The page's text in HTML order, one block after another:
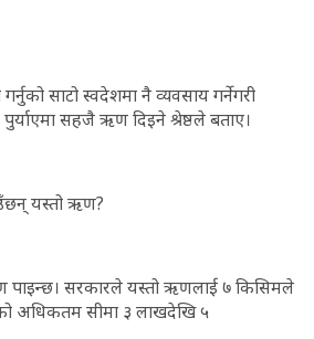
साटो स्वदेशमा नै व्यवसाय गर्नेगरी
पुर्याएमा सहजै ऋण दिइने श्रेष्ठले बताए।
यस्तो ऋण?
पाइन्छ। सरकारले यस्तो ऋणलाई ७ किसिमले
अधिकतम सीमा ३ लाखदेखि ५